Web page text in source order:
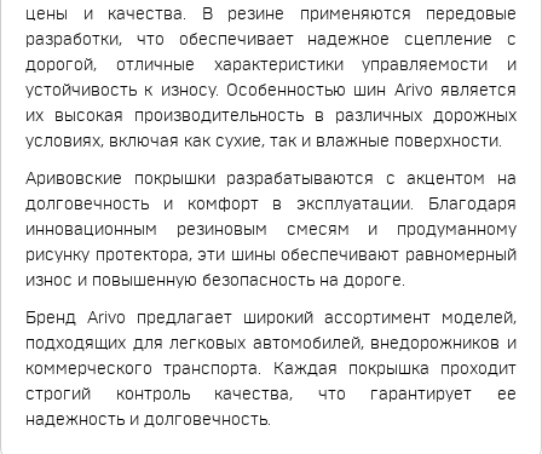
цены и качества. В резине применяются передовые
разработки, что обеспечивает надежное сцепление с
дорогой, отличные характеристики управляемости и
устойчивость к износу. Особенностью шин Arivo является
их высокая производительность в различных дорожных
условиях, включая как сухие, так и влажные поверхности.
Аривовские покрышки разрабатываются с акцентом на
долговечность и комфорт в эксплуатации. Благодаря
инновационным резиновым смесям и продуманному
рисунку протектора, эти шины обеспечивают равномерный
износ и повышенную безопасность на дороге.
Бренд Arivo предлагает широкий ассортимент моделей,
подходящих для легковых автомобилей, внедорожников и
коммерческого транспорта. Каждая покрышка проходит
строгий контроль качества, что гарантирует ее
надежность и долговечность.